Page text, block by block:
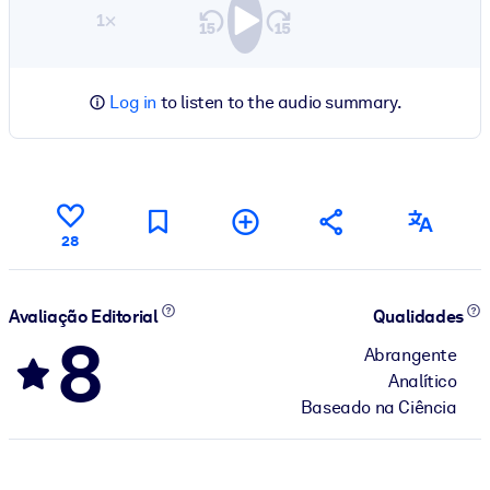
1×
Log in to listen to the audio summary.
28
Avaliação Editorial
8
Qualidades
Abrangente
Analítico
Baseado na Ciência